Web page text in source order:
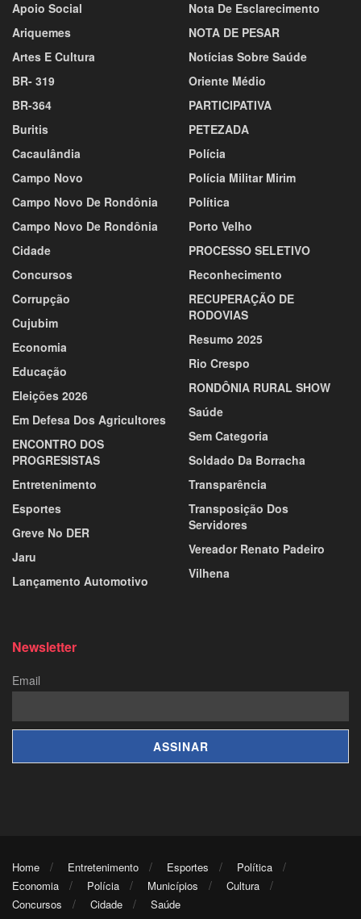
Apoio Social
Ariquemes
Artes E Cultura
BR- 319
BR-364
Buritis
Cacaulândia
Campo Novo
Campo Novo De Rondônia
Campo Novo De Rondônia
Cidade
Concursos
Corrupção
Cujubim
Economia
Educação
Eleições 2026
Em Defesa Dos Agricultores
ENCONTRO DOS
PROGRESISTAS
Entretenimento
Esportes
Greve No DER
Jaru
Lançamento Automotivo
Nota De Esclarecimento
NOTA DE PESAR
Notícias Sobre Saúde
Oriente Médio
PARTICIPATIVA
PETEZADA
Polícia
Polícia Militar Mirim
Política
Porto Velho
PROCESSO SELETIVO
Reconhecimento
RECUPERAÇÃO DE
RODOVIAS
Resumo 2025
Rio Crespo
RONDÔNIA RURAL SHOW
Saúde
Sem Categoria
Soldado Da Borracha
Transparência
Transposição Dos
Servidores
Vereador Renato Padeiro
Vilhena
Newsletter
Email
Home Entretenimento Esportes
Política
Economia
Polícia Municípios
Cultura
Concursos
Cidade Saúde